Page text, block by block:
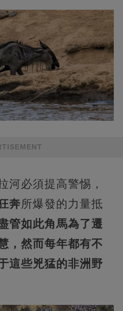
河必須提高警惕，
奔所爆發的力量抵
管如此角馬為了遷
，然而每年都有不
這些兇猛的非洲野